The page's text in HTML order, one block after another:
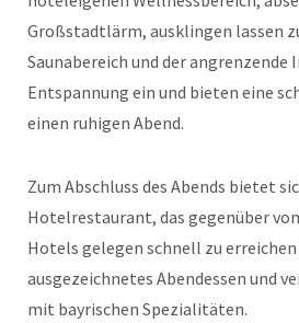
Großstadtlärm, ausklingen lassen
Saunabereich und der
Entspannung ein und bieten eine
einen ruhigen Abend.
Zum Abschluss des Abends bietet
Hotelrestaurant, das gegenüber
Hotels gelegen schnell zu
ausgezeichnetes Abendessen und
mit bayrischen Spezialitäten.